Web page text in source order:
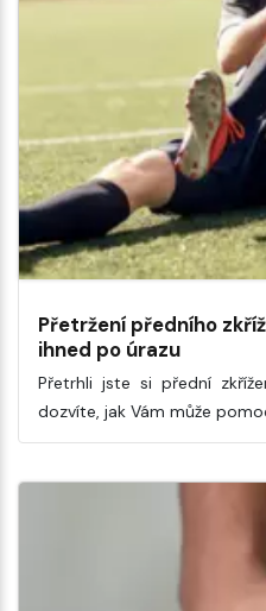
Přetržení předního
ihned po úrazu
Přetrhli jste si přední
dozvíte, jak Vám může